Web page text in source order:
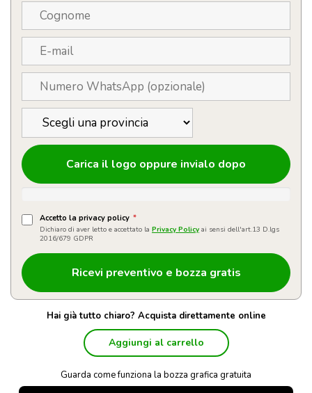
Carica il logo oppure invialo dopo
Accetto la privacy policy *
Dichiaro di aver letto e accettato la Privacy Policy ai sensi dell'art.13 D.lgs
2016/679 GDPR
Hai già tutto chiaro? Acquista direttamente online
Aggiungi al carrello
Guarda come funziona la bozza grafica gratuita